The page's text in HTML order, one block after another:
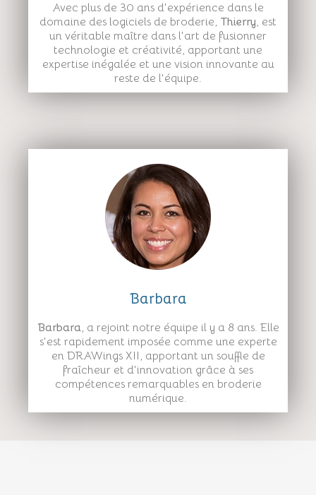
Avec plus de 30 ans d'expérience dans le
domaine des logiciels de broderie, Thierry, est
un véritable maître dans l'art de fusionner
technologie et créativité, apportant une
expertise inégalée et une vision innovante au
reste de l'équipe.
Barbara
Barbara, a rejoint notre équipe il y a 8 ans. Elle
s'est rapidement imposée comme une experte
en DRAWings XII, apportant un souffle de
fraîcheur et d'innovation grâce à ses
compétences remarquables en broderie
numérique.